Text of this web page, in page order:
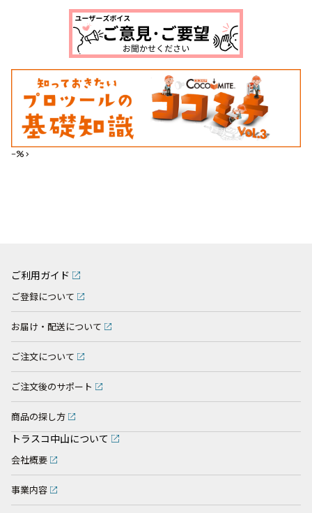
--%>
ご利用ガイド
ご登録について
お届け・配送について
ご注文について
ご注文後のサポート
商品の探し方
トラスコ中山について
会社概要
事業内容